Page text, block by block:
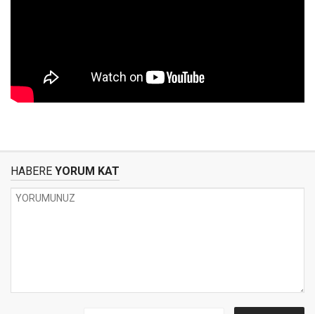
HABERE YORUM KAT